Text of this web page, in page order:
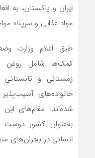
ایران و پاکستان، به
مواد غذایی و سرپناه
طبق اعلام وزارت
کمک‌ها شامل روغن
زمستانی و
خانواده‌های
شده‌اند. مقام‌های این
به‌عنوان کشور دوست
انسانی در بحران‌های